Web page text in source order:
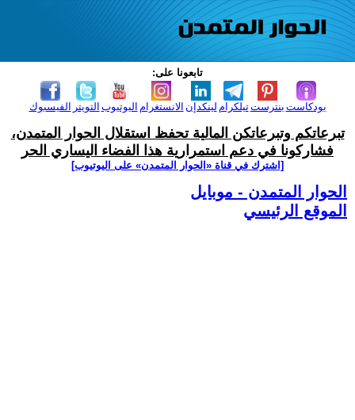
تابعونا على:
الفيسبوك التويتر اليوتيوب الانستغرام لينكدإن تيلكرامبنترست بودكاست
تبرعاتكم وتبرعاتكن المالية تحفظ استقلال الحوار المتمدن،
فشاركونا في دعم استمرارية هذا الفضاء اليساري الحر
[اشترك في قناة ‫«الحوار المتمدن» على اليوتيوب]
الحوار المتمدن - موبايل
الموقع الرئيسي